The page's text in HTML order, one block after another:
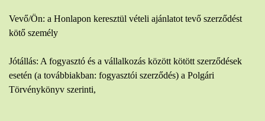
Vevő/Ön: a Honlapon keresztül vételi ajánlatot tevő szerződést
kötő személy
Jótállás: A fogyasztó és a vállalkozás között kötött szerződések
esetén (a továbbiakban: fogyasztói szerződés) a Polgári
Törvénykönyv szerinti,